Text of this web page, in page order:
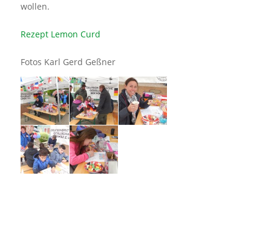
wollen.
Rezept Lemon Curd
Fotos Karl Gerd Geßner